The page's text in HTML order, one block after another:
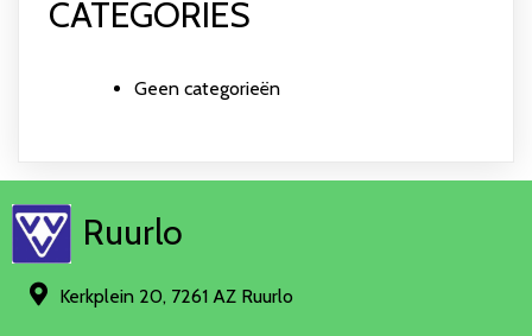
CATEGORIES
Geen categorieën
Ruurlo
Kerkplein 20, 7261 AZ Ruurlo